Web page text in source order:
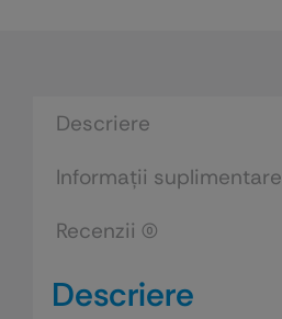
Descriere
Informații suplimentare
Recenzii (0)
Descriere